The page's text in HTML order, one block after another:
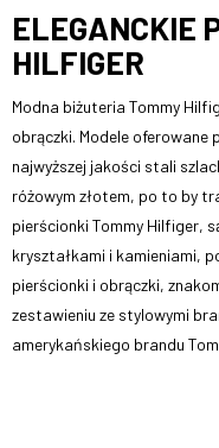
ELEGANCKIE
HILFIGER
Modna biżuteria Tommy
obrączki. Modele oferowane
najwyższej jakości stali
różowym złotem, po to by
pierścionki Tommy Hilfiger,
kryształkami i kamieniami,
pierścionki i obrączki,
zestawieniu ze stylowymi
amerykańskiego brandu